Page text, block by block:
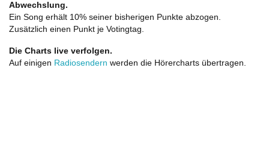
Abwechslung.
Ein Song erhält 10% seiner bisherigen Punkte abzogen.
Zusätzlich einen Punkt je Votingtag.
Die Charts live verfolgen.
Auf einigen Radiosendern werden die Hörercharts übertragen.